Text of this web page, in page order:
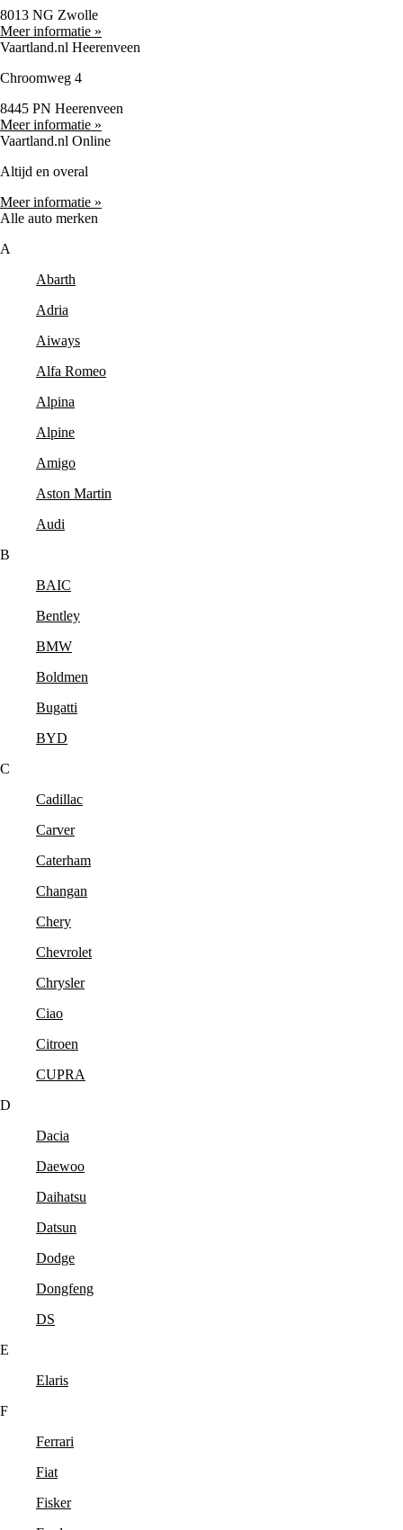
8013 NG Zwolle
Meer informatie »
Vaartland.nl Heerenveen
Chroomweg 4
8445 PN Heerenveen
Meer informatie »
Vaartland.nl Online
Altijd en overal
Meer informatie »
Alle auto merken
A
Abarth
Adria
Aiways
Alfa Romeo
Alpina
Alpine
Amigo
Aston Martin
Audi
B
BAIC
Bentley
BMW
Boldmen
Bugatti
BYD
C
Cadillac
Carver
Caterham
Changan
Chery
Chevrolet
Chrysler
Ciao
Citroen
CUPRA
D
Dacia
Daewoo
Daihatsu
Datsun
Dodge
Dongfeng
DS
E
Elaris
F
Ferrari
Fiat
Fisker